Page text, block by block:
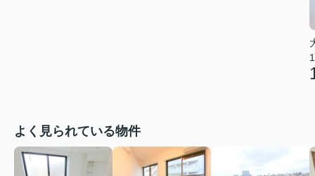
よく見られている物件